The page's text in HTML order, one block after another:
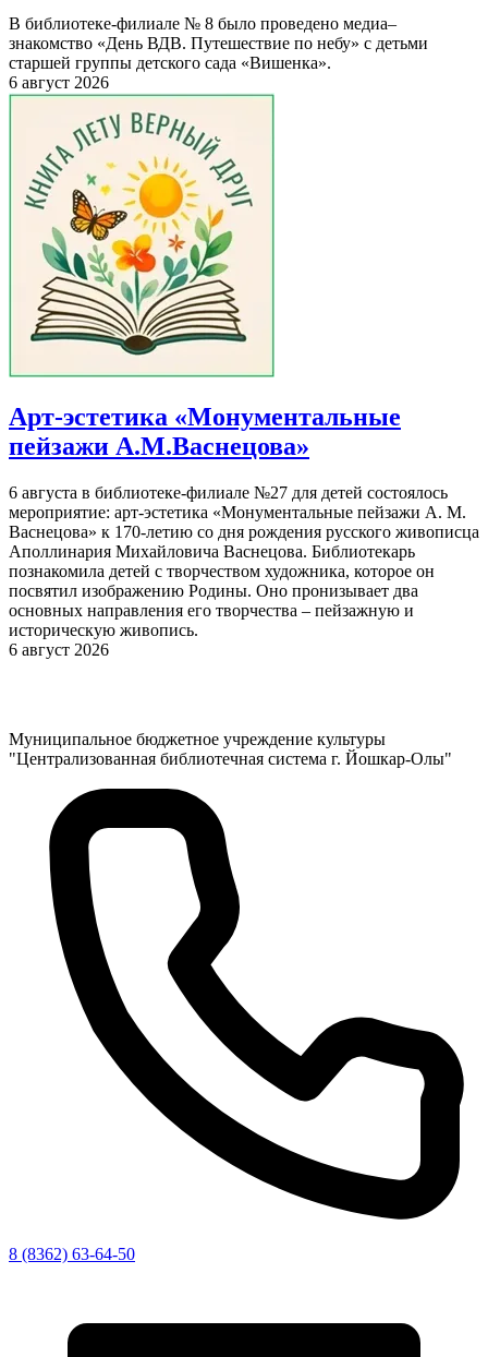
В библиотеке-филиале № 8 было проведено медиа–
знакомство «День ВДВ. Путешествие по небу» с детьми
старшей группы детского сада «Вишенка».
6 август 2026
Арт-эстетика «Монументальные
пейзажи А.М.Васнецова»
6 августа в библиотеке-филиале №27 для детей состоялось
мероприятие: арт-эстетика «Монументальные пейзажи А. М.
Васнецова» к 170-летию со дня рождения русского живописца
Аполлинария Михайловича Васнецова. Библиотекарь
познакомила детей с творчеством художника, которое он
посвятил изображению Родины. Оно пронизывает два
основных направления его творчества – пейзажную и
историческую живопись.
6 август 2026
Муниципальное бюджетное учреждение культуры
"Централизованная библиотечная система г. Йошкар-Олы"
8 (8362) 63-64-50